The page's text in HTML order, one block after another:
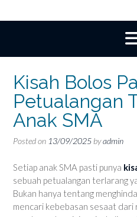
Kisah Bolos
Petualangan
Anak SMA
Posted on 13/09/2025 byadmin
Setiap anak SMA pasti punya
sebuah petualangan terlarang
Bukan hanya tentang
mencari kebebasan sesaat